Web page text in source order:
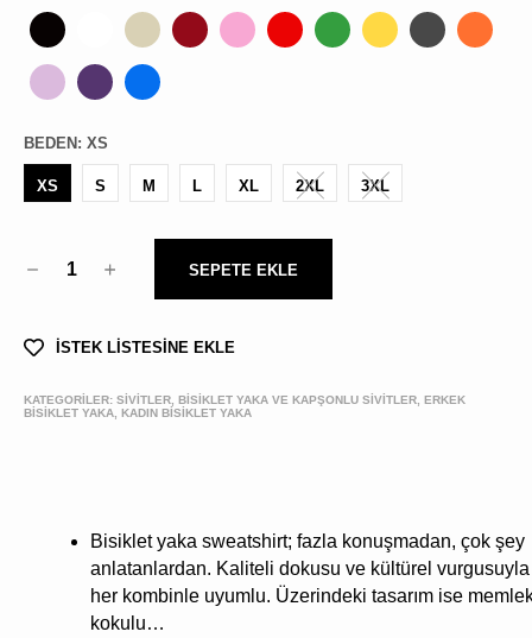
BEDEN : XS
XS S M L XL 2XL 3XL
1 SEPETE EKLE
İSTEK LİSTESİNE EKLE
KATEGORİLER: SİVİTLER, BISIKLET YAKA VE KAPŞONLU SIVITLER, ERKEK
BİSİKLET YAKA, KADIN BİSİKLET YAKA
Bisiklet yaka sweatshirt; fazla konuşmadan, çok şey
anlatanlardan. Kaliteli dokusu ve kültürel vurgusuyla
her kombinle uyumlu. Üzerindeki tasarım ise
kokulu…